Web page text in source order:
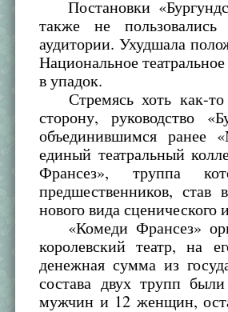
Постановки
также не
аудитории. Ухудшала
Национальное
в упадок.
Стремясь хоть как-
сторону, руководство
объединившимся ранее
единый театральный
Франсез», труппа
предшественников,
нового вида сценического
«Комеди Франсез»
королевский театр, на
денежная сумма из
состава двух трупп
мужчин и 12 женщин,